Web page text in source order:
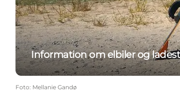
Information om elbiler og
Foto: Mellanie Gandø